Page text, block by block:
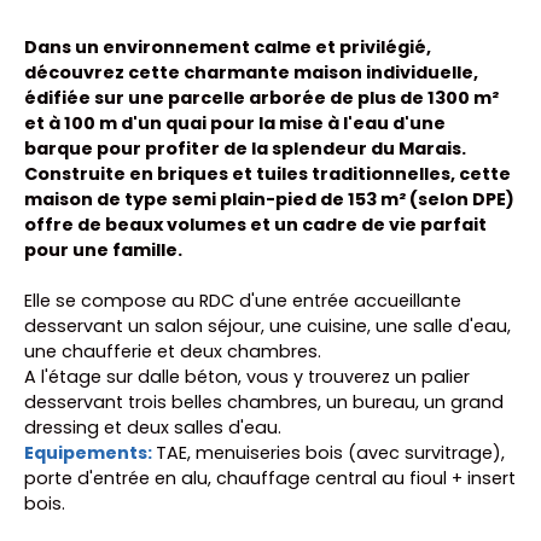
Dans un environnement calme et privilégié,
découvrez cette charmante maison individuelle,
édifiée sur une parcelle arborée de plus de 1300 m²
et à 100 m d'un quai pour la mise à l'eau d'une
barque pour profiter de la splendeur du Marais.
Construite en briques et tuiles traditionnelles, cette
maison de type semi plain-pied de 153 m² (selon DPE)
offre de beaux volumes et un cadre de vie parfait
pour une famille.
Elle se compose au RDC d'une entrée accueillante
desservant un salon séjour, une cuisine, une salle d'eau,
une chaufferie et deux chambres.
A l'étage sur dalle béton, vous y trouverez un palier
desservant trois belles chambres, un bureau, un grand
dressing et deux salles d'eau.
Equipements: TAE, menuiseries bois (avec survitrage),
porte d'entrée en alu, chauffage central au fioul + insert
bois.